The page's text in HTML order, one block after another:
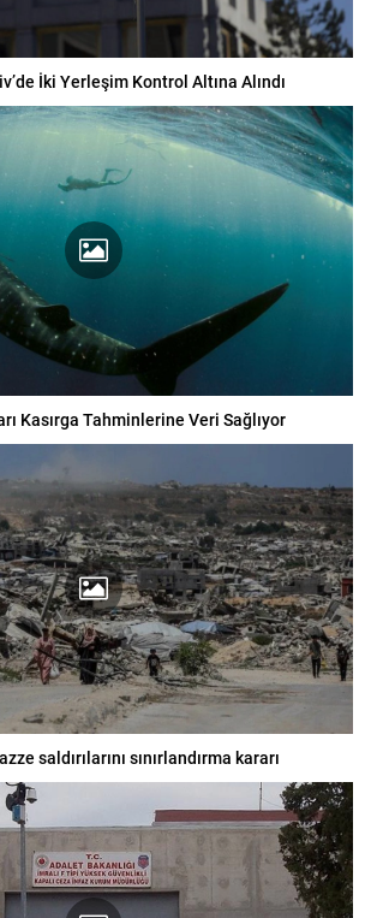
İki Yerleşim Kontrol Altına Alındı
Kasırga Tahminlerine Veri Sağlıyor
saldırılarını sınırlandırma kararı